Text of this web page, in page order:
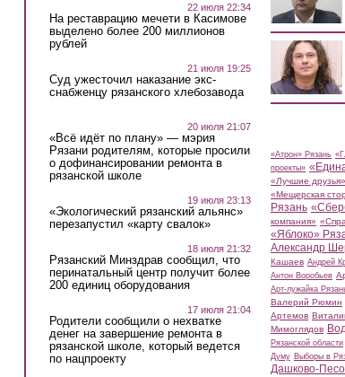
22 июля 22:34
На реставрацию мечети в Касимове
выделено более 200 миллионов
рублей
21 июля 19:25
Суд ужесточил наказание экс-
снабженцу рязанского хлебозавода
20 июля 21:07
«Всё идёт по плану» — мэрия
Рязани родителям, которые просили
о дофинансировании ремонта в
рязанской школе
19 июля 23:13
«Экологический рязанский альянс»
перезапустил «карту свалок»
18 июля 21:32
Рязанский Минздрав сообщил, что
перинатальный центр получит более
200 единиц оборудования
17 июля 21:04
Родители сообщили о нехватке
денег на завершение ремонта в
рязанской школе, который ведется
по нацпроекту
«Атрон» Рязань
проекты»
«Лучшие
«Мещерская
Рязань
компания»
«Яблоко»
Александр
Кашаев Андрей
Антон Воробьев
Арт-лужайка
Валерий Рюмин
Артемов
Мимоглядов
Рязанской области
Думу Выборы в
Дашково-